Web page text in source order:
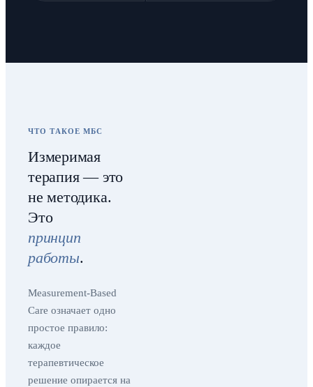
ЧТО ТАКОЕ МБС
Измеримая
терапия — это
не методика.
Это
принцип
работы.
Measurement-Based
Care означает одно
простое правило:
каждое
терапевтическое
решение опирается на